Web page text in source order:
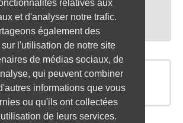
relatives aux
et d'analyser notre trafic.
également des
l'utilisation de notre site
de médias sociaux, de
qui peuvent combiner
informations que vous
ou qu'ils ont collectées
de leurs services.
vos entretiens,
VOUS